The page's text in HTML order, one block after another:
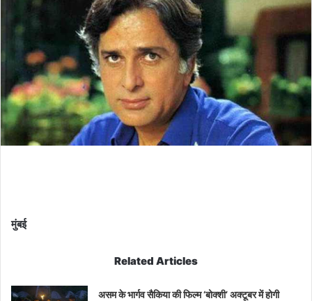
मुंबई
Related Articles
असम के भार्गव सैकिया की फिल्म ‘बोक्शी’ अक्टूबर में होगी